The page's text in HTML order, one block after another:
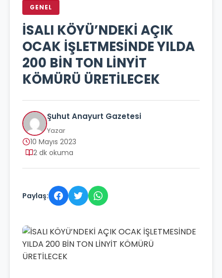
GENEL
İSALI KÖYÜ’NDEKİ AÇIK
OCAK İŞLETMESİNDE YILDA
200 BİN TON LİNYİT
KÖMÜRÜ ÜRETİLECEK
Şuhut Anayurt Gazetesi
Yazar
10 Mayıs 2023
2 dk okuma
Paylaş: